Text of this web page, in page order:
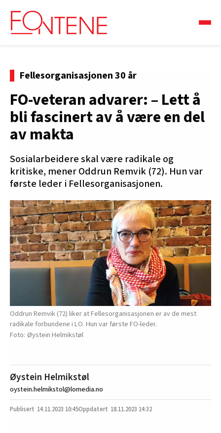
Fellesorganisasjonen 30 år
FO-veteran advarer: – Lett å
bli fascinert av å være en del
av makta
Sosialarbeidere skal være radikale og
kritiske, mener Oddrun Remvik (72). Hun var
første leder i Fellesorganisasjonen.
Oddrun Remvik (72) liker at Fellesorganisasjonen er av de mest
radikale forbundene i LO. Hun var første FO-leder.
Øystein Helmikstøl
Øystein Helmikstøl
oystein.helmikstol@lomedia.no
14.11.2023 10:45 18.11.2023 14:32